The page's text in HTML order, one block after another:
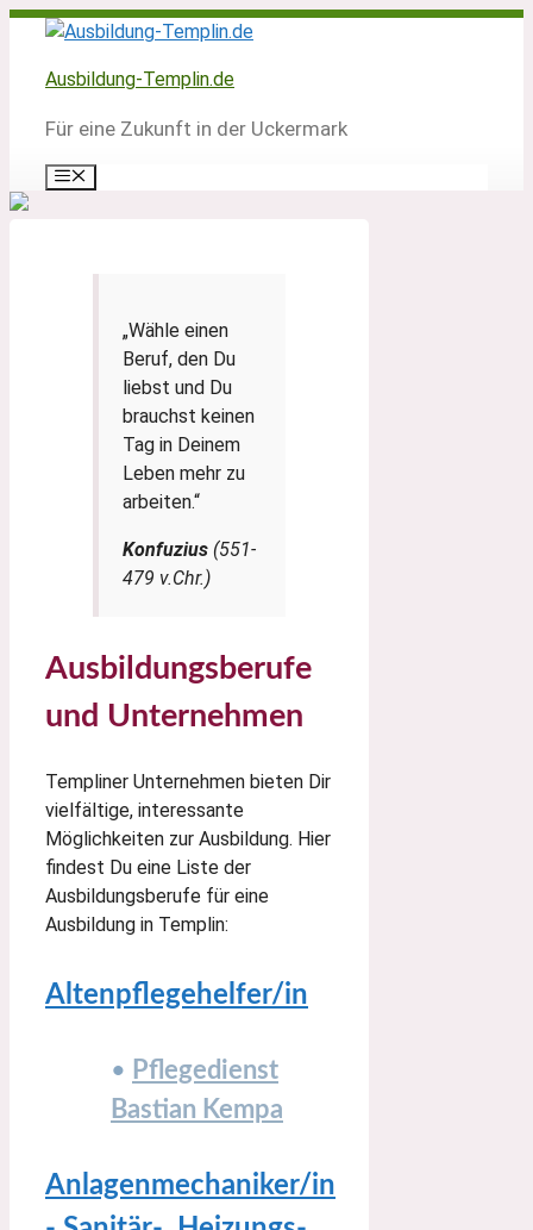
Zum
springen
Ausbildung-Templin.de
Für eine Zukunft in der Uckermark
Menü
„Wähle einen
Beruf, den Du
liebst und Du
brauchst keinen
Tag in Deinem
Leben mehr zu
arbeiten.“
Konfuzius (551-
479 v.Chr.)
Ausbildungsberufe
und Unternehmen
Templiner Unternehmen bieten Dir
vielfältige, interessante
Möglichkeiten zur Ausbildung. Hier
findest Du eine Liste der
Ausbildungsberufe für eine
Ausbildung in Templin:
Altenpflegehelfer/in
• Pflegedienst
Bastian Kempa
Anlagenmechaniker/in